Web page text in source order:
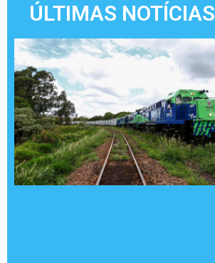
ÚLTIMAS NOTÍCIAS